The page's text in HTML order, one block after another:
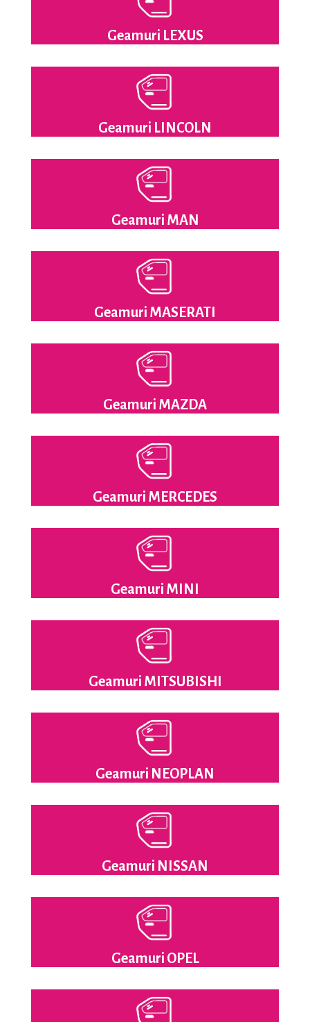
Geamuri LEXUS
Geamuri LINCOLN
Geamuri MAN
Geamuri MASERATI
Geamuri MAZDA
Geamuri MERCEDES
Geamuri MINI
Geamuri MITSUBISHI
Geamuri NEOPLAN
Geamuri NISSAN
Geamuri OPEL